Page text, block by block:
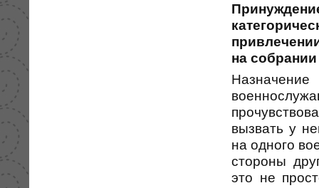
на
вызвать у
на одного
стороны
это не